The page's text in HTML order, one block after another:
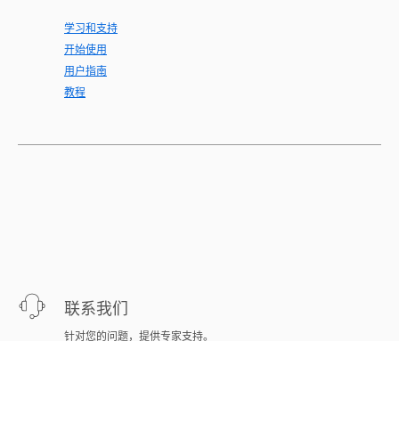
学习和支持
开始使用
用户指南
教程
联系我们
针对您的问题，提供专家支持。